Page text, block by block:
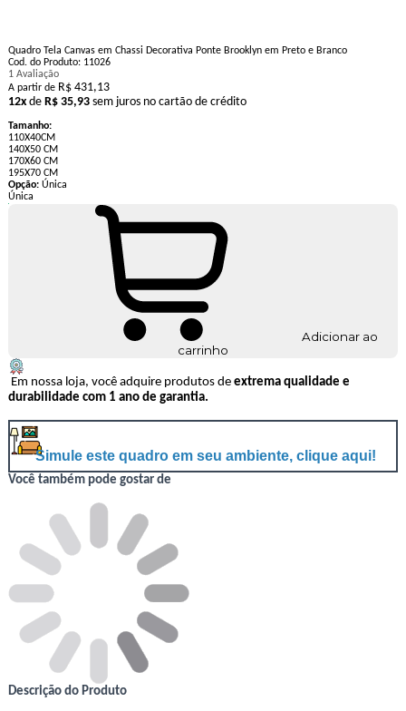
Quadro Tela Canvas em Chassi Decorativa Ponte Brooklyn em Preto e Branco
Cod. do Produto: 11026
1 Avaliação
A partir de R$ 431,13
12xde R$ 35,93 sem juros no cartão de crédito
Tamanho:
110X40CM
140X50 CM
170X60 CM
195X70 CM
Opção: Única
Única
Adicionar ao
carrinho
Em nossa loja, você adquire produtos de extrema qualidade e
durabilidade com 1 ano de garantia.
Simule este quadro em seu ambiente, clique aqui!
Você também pode gostar de
Descrição do Produto